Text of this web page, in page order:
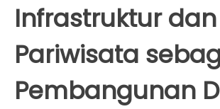
Infrastruktur dan
Pariwisata
Pembangunan